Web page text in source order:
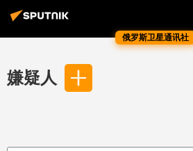
俄罗斯卫星通讯社
嫌疑人